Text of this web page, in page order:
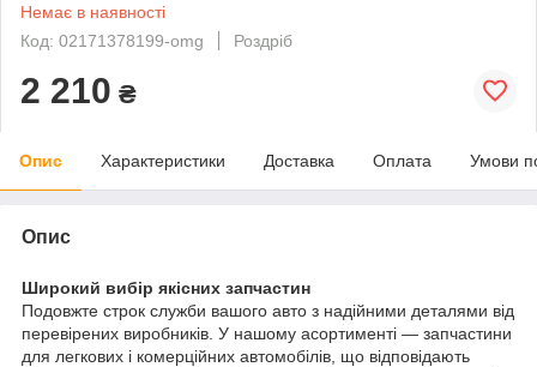
Немає в наявності
Код: 02171378199-omg
Роздріб
2 210 ₴
Опис Характеристики Доставка Оплата Умови
Опис
Широкий вибір якісних запчастин
Подовжте строк служби вашого авто з надійними деталями від
перевірених виробників. У нашому асортименті — запчастини
для легкових і комерційних автомобілів, що відповідають